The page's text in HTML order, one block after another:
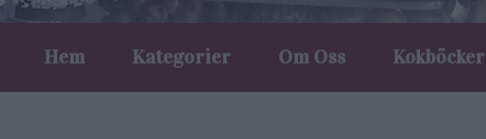
Hem Kategorier Om Oss Kokböcker